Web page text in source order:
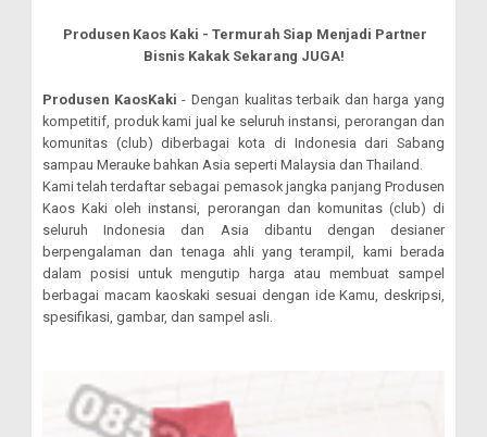
Produsen Kaos Kaki - Termurah Siap Menjadi Partner
Bisnis Kakak Sekarang JUGA!
Produsen KaosKaki - Dengan kualitas terbaik dan harga yang
kompetitif, produk kami jual ke seluruh instansi, perorangan dan
komunitas (club) diberbagai kota di Indonesia dari Sabang
sampau Merauke bahkan Asia seperti Malaysia dan Thailand.
Kami telah terdaftar sebagai pemasok jangka panjang Produsen
Kaos Kaki oleh instansi, perorangan dan komunitas (club) di
seluruh Indonesia dan Asia dibantu dengan desianer
berpengalaman dan tenaga ahli yang terampil, kami berada
dalam posisi untuk mengutip harga atau membuat sampel
berbagai macam kaoskaki sesuai dengan ide Kamu, deskripsi,
spesifikasi, gambar, dan sampel asli.